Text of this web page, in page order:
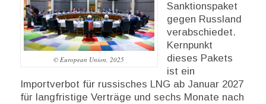
© European Union, 2025
Sanktionspaket
gegen Russland
verabschiedet.
Kernpunkt
dieses Pakets
ist ein
Importverbot für russisches LNG ab Januar 2027
für langfristige Verträge und sechs Monate nach